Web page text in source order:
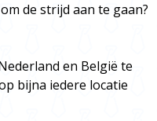
de strijd aan te gaan?
en België te
bijna iedere locatie